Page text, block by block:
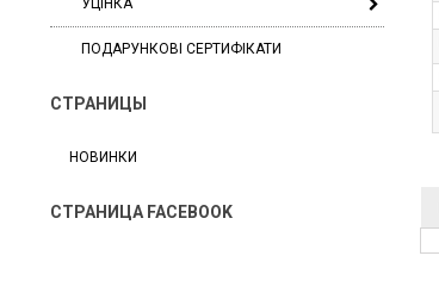
УЦІНКА
ПОДАРУНКОВІ СЕРТИФІКАТИ
СТРАНИЦЫ
НОВИНКИ
СТРАНИЦА FACEBOOK